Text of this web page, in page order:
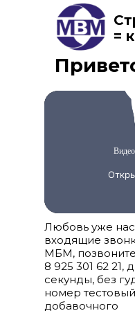
=
Любовь уже
входящие
МБМ,
8 925 301 62 21,
секунды, без
номер
добавочного